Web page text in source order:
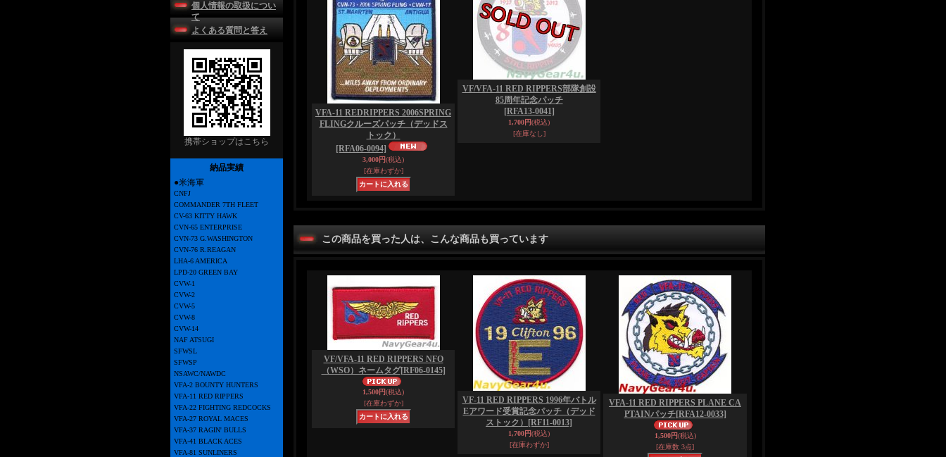
個人情報の取扱につい
て
よくある質問と答え
携帯ショップはこちら
納品実績
●米海軍
CNFJ
COMMANDER 7TH FLEET
CV-63 KITTY HAWK
CVN-65 ENTERPRISE
CVN-73 G.WASHINGTON
CVN-76 R.REAGAN
LHA-6 AMERICA
LPD-20 GREEN BAY
CVW-1
CVW-2
CVW-5
CVW-8
CVW-14
NAF ATSUGI
SFWSL
SFWSP
NSAWC/NAWDC
VFA-2 BOUNTY HUNTERS
VFA-11 RED RIPPERS
VFA-22 FIGHTING REDCOCKS
VFA-27 ROYAL MACES
VFA-37 RAGIN' BULLS
VFA-41 BLACK ACES
VFA-81 SUNLINERS
VFA-11 REDRIPPERS 2006SPRING
FLINGクルーズパッチ（デッドス
トック）
[RFA06-0094]
3,000円(税込)
[在庫わずか]
VF/VFA-11 RED RIPPERS部隊創設
85周年記念パッチ
[RFA13-0041]
1,700円(税込)
[在庫なし]
この商品を買った人は、こんな商品も買っています
VF/VFA-11 RED RIPPERS NFO
（WSO）ネームタグ[RF06-0145]
1,500円(税込)
[在庫わずか]
VF-11 RED RIPPERS 1996年バトル
Eアワード受賞記念パッチ（デッド
ストック）
[RF11-0013]
1,700円(税込)
[在庫わずか]
VFA-11 RED RIPPERS PLANE CA
PTAINパッチ[RFA12-0033]
1,500円(税込)
[在庫数 3点]